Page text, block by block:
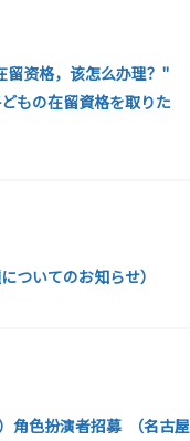
留资格，该怎么办理？"
もの在留資格を取りた
ついてのお知らせ）
角色扮演者招募 （名古屋